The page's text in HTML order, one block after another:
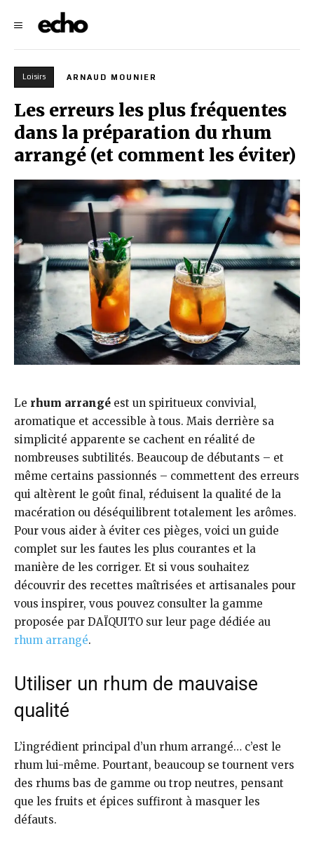
Loisirs ARNAUD MOUNIER
Les erreurs les plus fréquentes
dans la préparation du rhum
arrangé (et comment les éviter)
Le rhum arrangé est un spiritueux convivial,
aromatique et accessible à tous. Mais derrière sa
simplicité apparente se cachent en réalité de
nombreuses subtilités. Beaucoup de débutants – et
même certains passionnés – commettent des erreurs
qui altèrent le goût final, réduisent la qualité de la
macération ou déséquilibrent totalement les arômes.
Pour vous aider à éviter ces pièges, voici un guide
complet sur les fautes les plus courantes et la
manière de les corriger. Et si vous souhaitez
découvrir des recettes maîtrisées et artisanales pour
vous inspirer, vous pouvez consulter la gamme
proposée par DAÏQUITO sur leur page dédiée au
rhum arrangé.
Utiliser un rhum de mauvaise
qualité
L’ingrédient principal d’un rhum arrangé… c’est le
rhum lui-même. Pourtant, beaucoup se tournent vers
des rhums bas de gamme ou trop neutres, pensant
que les fruits et épices suffiront à masquer les
défauts.